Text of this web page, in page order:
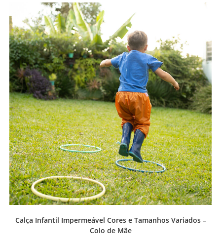
Calça Infantil Impermeável Cores e Tamanhos Variados –
Colo de Mãe